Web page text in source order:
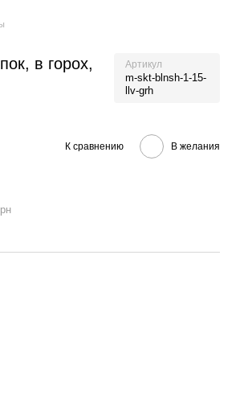
в горох,
Артикул
m-skt-blnsh-1-15-
llv-grh
К сравнению В желания